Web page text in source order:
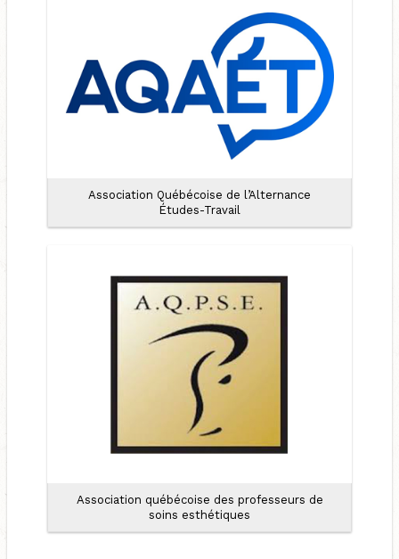
Association Québécoise de l’Alternance
Études-​Travail
Association québécoise des professeurs de
soins esthétiques